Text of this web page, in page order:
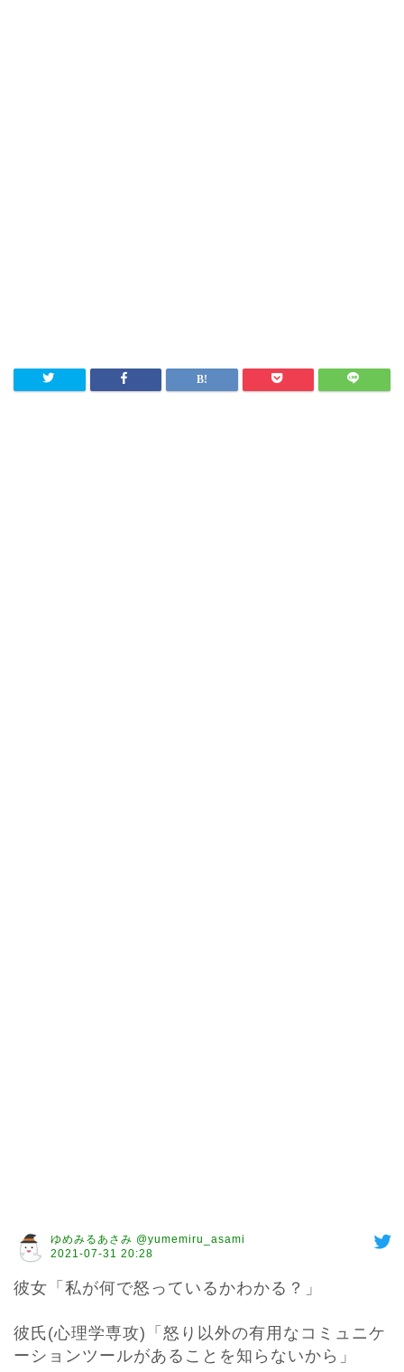
ゆめみるあさみ @yumemiru_asami
2021-07-31 20:28
彼女「私が何で怒っているかわかる？」
彼氏(心理学専攻)「怒り以外の有用なコミュニケ
ーションツールがあることを知らないから」